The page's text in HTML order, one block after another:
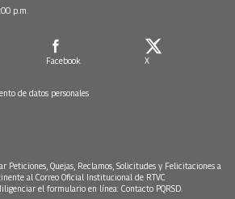
p.m.
Facebook X
de datos personales
Peticiones, Quejas, Reclamos, Solicitudes y Felicitaciones a
al Correo Oficial Institucional de RTVC
el formulario en línea: Contacto PQRSD.